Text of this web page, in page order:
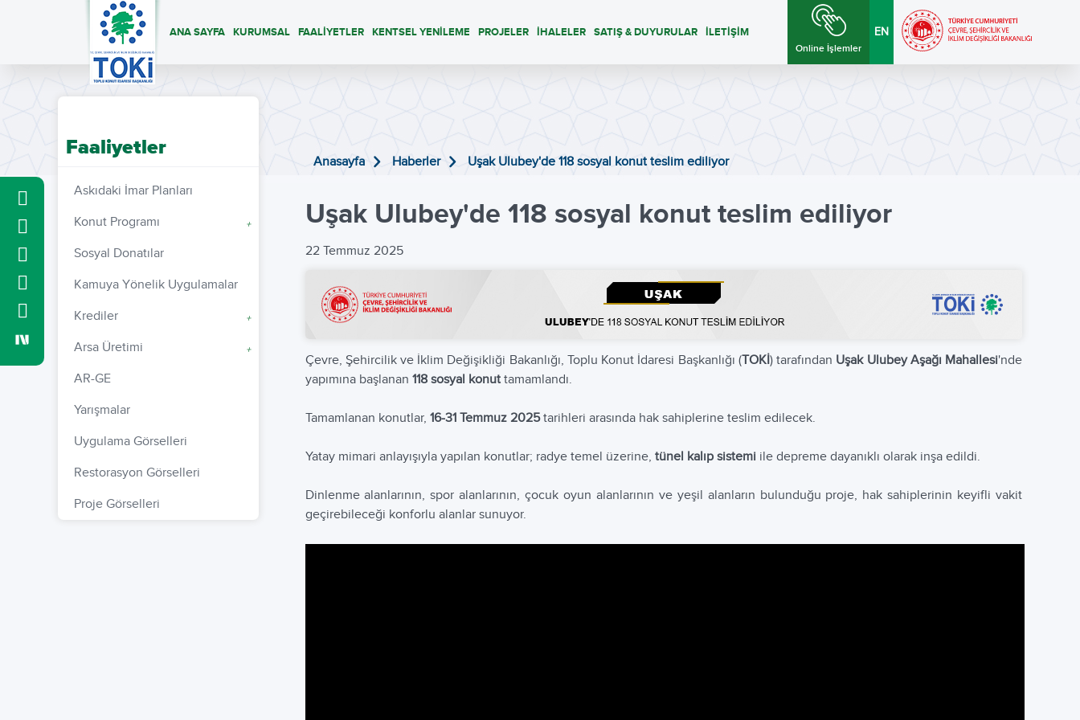
ANA SAYFA KURUMSAL FAALİYETLER KENTSEL YENİLEME PROJELER İHALELER SATIŞ & DUYURULAR İLETİŞİM
Online İşlemler
EN
Faaliyetler
Askıdaki İmar Planları
Konut Programı +
Sosyal Donatılar
Kamuya Yönelik Uygulamalar
Krediler +
Arsa Üretimi +
AR-GE
Yarışmalar
Uygulama Görselleri
Restorasyon Görselleri
Proje Görselleri
Anasayfa Haberler Uşak Ulubey'de 118 sosyal konut teslim ediliyor
Uşak Ulubey'de 118 sosyal konut teslim ediliyor
22 Temmuz 2025
Çevre, Şehircilik ve İklim Değişikliği Bakanlığı, Toplu Konut İdaresi Başkanlığı (TOKİ) tarafından Uşak Ulubey Aşağı Mahallesi'nde
yapımına başlanan 118 sosyal konuttamamlandı.
Tamamlanan konutlar, 16-31 Temmuz 2025tarihleri arasında hak sahiplerine teslim edilecek.
Yatay mimari anlayışıyla yapılan konutlar; radye temel üzerine, tünel kalıp sistemiile depreme dayanıklı olarak inşa edildi.
Dinlenme alanlarının, spor alanlarının, çocuk oyun alanlarının ve yeşil alanların bulunduğu proje, hak sahiplerinin keyifli vakit
geçirebileceği konforlu alanlar sunuyor.